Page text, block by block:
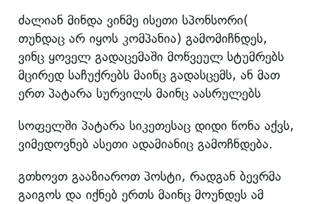
ძალიან მინდა ვინმე ისეთი სპონსორი(
თუნდაც არ იყოს კომპანია) გამომიჩნდეს,
ვინც ყოველ გადაცემაში მოწვეულ სტუმრებს
მცირედ საჩუქრებს მაინც გადასცემს, ან მათ
ერთ პატარა სურვილს მაინც აასრულებს
სოფელში პატარა სიკეთესაც დიდი წონა აქვს,
ვიმედოვნებ ასეთი ადამიანიც გამოჩნდება.
გთხოვთ გააზიაროთ პოსტი, რადგან ბევრმა
გაიგოს და იქნებ ერთს მაინც მოუნდეს ამ